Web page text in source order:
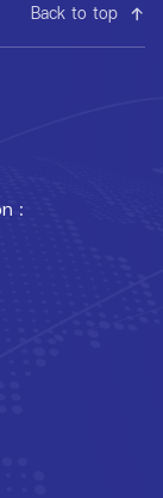
Back to top
: